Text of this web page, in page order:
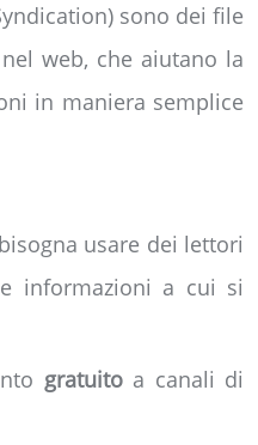
sono dei file
web, che aiutano la
in maniera semplice
usare dei lettori
informazioni a cui si
gratuitoa canali di